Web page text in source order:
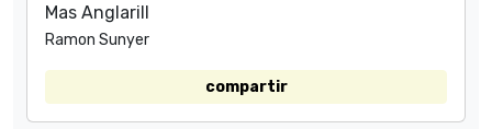
Mas Anglarill
Ramon Sunyer
compartir